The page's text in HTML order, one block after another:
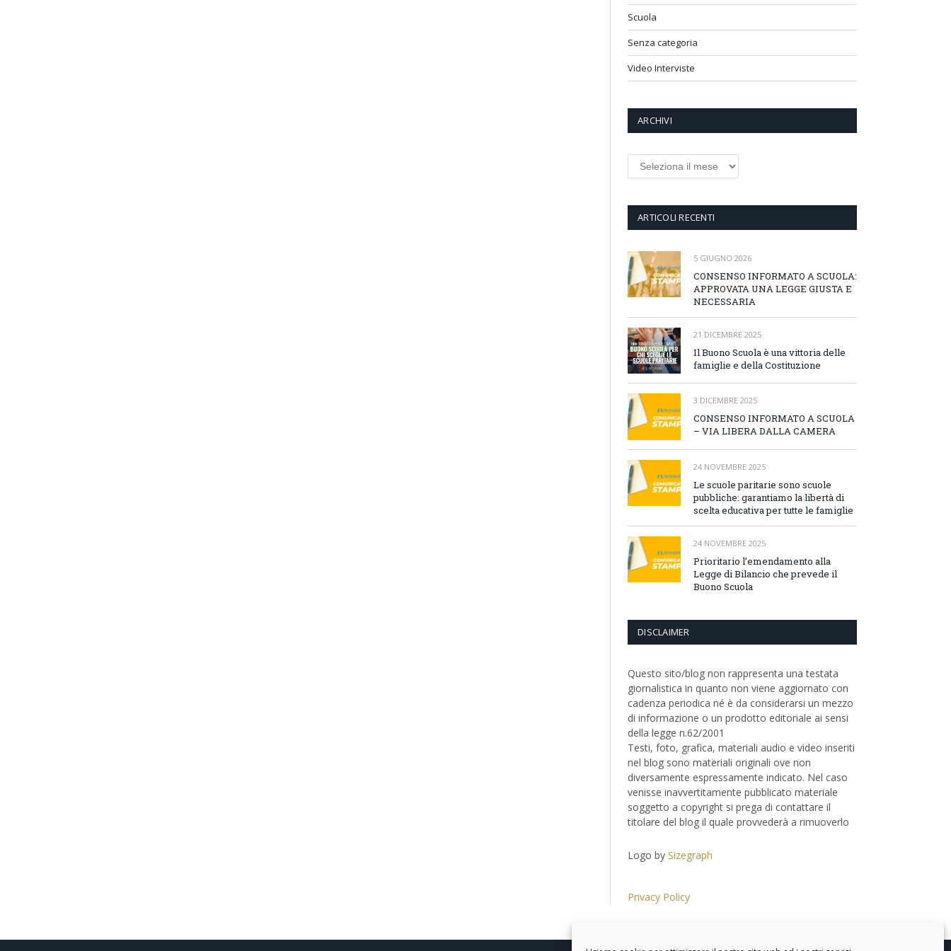
Scuola
Senza categoria
Video Interviste
ARCHIVI
Archivi
ARTICOLI RECENTI
5 GIUGNO 2026
CONSENSO INFORMATO A SCUOLA:
APPROVATA UNA LEGGE GIUSTA E
NECESSARIA
21 DICEMBRE 2025
Il Buono Scuola è una vittoria delle
famiglie e della Costituzione
3 DICEMBRE 2025
CONSENSO INFORMATO A SCUOLA
– VIA LIBERA DALLA CAMERA
24 NOVEMBRE 2025
Le scuole paritarie sono scuole
pubbliche: garantiamo la libertà di
scelta educativa per tutte le famiglie
24 NOVEMBRE 2025
Prioritario l’emendamento alla
Legge di Bilancio che prevede il
Buono Scuola
DISCLAIMER
Questo sito/blog non rappresenta una testata
giornalistica in quanto non viene aggiornato con
cadenza periodica né è da considerarsi un mezzo
di informazione o un prodotto editoriale ai sensi
della legge n.62/2001
Testi, foto, grafica, materiali audio e video inseriti
nel blog sono materiali originali ove non
diversamente espressamente indicato. Nel caso
venisse inavvertitamente pubblicato materiale
soggetto a copyright si prega di contattare il
titolare del blog il quale provvederà a rimuoverlo
Logo by Sizegraph
Privacy Policy